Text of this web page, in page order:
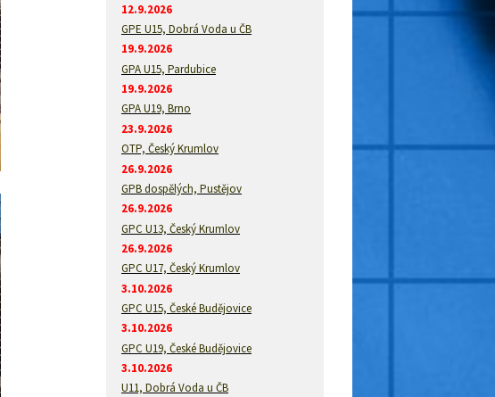
12.9.2026
GPE U15, Dobrá Voda u ČB
19.9.2026
GPA U15, Pardubice
19.9.2026
GPA U19, Brno
23.9.2026
OTP, Český Krumlov
26.9.2026
GPB dospělých, Pustějov
26.9.2026
GPC U13, Český Krumlov
26.9.2026
GPC U17, Český Krumlov
3.10.2026
GPC U15, České Budějovice
3.10.2026
GPC U19, České Budějovice
3.10.2026
U11, Dobrá Voda u ČB